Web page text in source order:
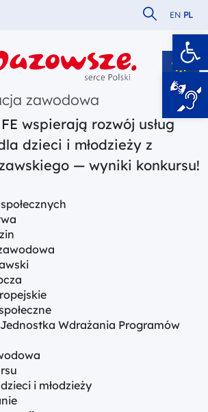
Szukaj w
EN PL
dla Mazowsza
zawodowa
wspierają rozwój usług
dzieci i młodzieży z
— wyniki konkursu!
Wdrażania Programów
i młodzieży